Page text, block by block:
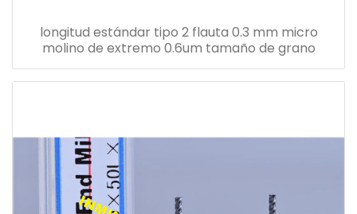
longitud estándar tipo 2 flauta 0.3 mm micro
molino de extremo 0.6um tamaño de grano